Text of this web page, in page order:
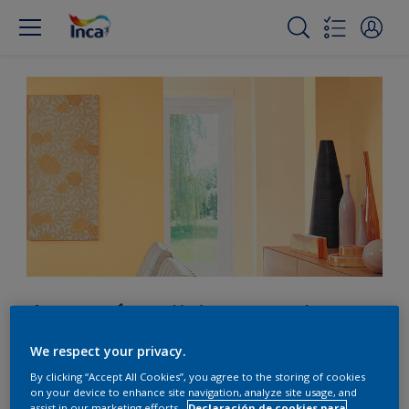
Agregá calidez con tonos
damasco dorados
We respect your privacy.
By clicking “Accept All Cookies”, you agree to the storing of cookies
on your device to enhance site navigation, analyze site usage, and